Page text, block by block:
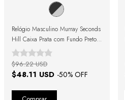
Relógio Masculino Murray Seconds
Hill Caixa Prata com Fundo Preto e
Data 40mm
$48.11 USD -50% OFF
$96.22 USD